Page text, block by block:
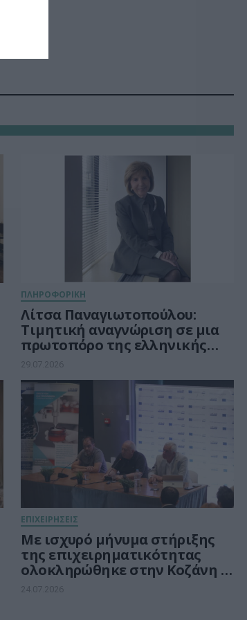
ΠΛΗΡΟΦΟΡΙΚΗ
Λίτσα Παναγιωτοπούλου:
Τιμητική αναγνώριση σε μια
πρωτοπόρο της ελληνικής
Πληροφορικής
29.07.2026
ΕΠΙΧΕΙΡΗΣΕΙΣ
Με ισχυρό μήνυμα στήριξης
της επιχειρηματικότητας
ολοκληρώθηκε στην Κοζάνη η
περιοδεία της ΕΥΔΑΜ για τις
24.07.2026